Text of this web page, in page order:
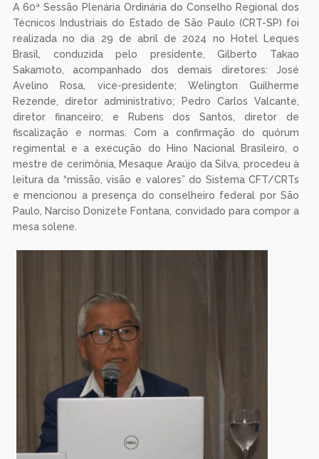
A 60ª Sessão Plenária Ordinária do Conselho Regional dos
Técnicos Industriais do Estado de São Paulo (CRT-SP) foi
realizada no dia 29 de abril de 2024 no Hotel Leques
Brasil, conduzida pelo presidente, Gilberto Takao
Sakamoto, acompanhado dos demais diretores: José
Avelino Rosa, vice-presidente; Welington Guilherme
Rezende, diretor administrativo; Pedro Carlos Valcante,
diretor financeiro; e Rubens dos Santos, diretor de
fiscalização e normas. Com a confirmação do quórum
regimental e a execução do Hino Nacional Brasileiro, o
mestre de cerimônia, Mesaque Araújo da Silva, procedeu à
leitura da “missão, visão e valores” do Sistema CFT/CRTs
e mencionou a presença do conselheiro federal por São
Paulo, Narciso Donizete Fontana, convidado para compor a
mesa solene.